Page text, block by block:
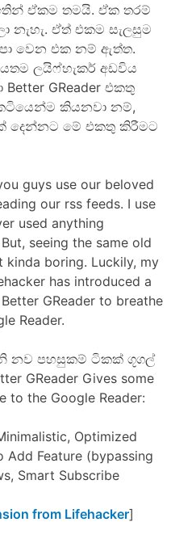
ඒකම තමයි. ඒක තරම්
නැහැ. ඒත් එකම සැලසුම
එපා වෙන එක නම් ඇත්ත.
ලයිෆ්හැකර් අඩවිය
GReader එකතු
කියනවා නම්,
දෙන්නට මේ එකතු කිරීමට
guys use our beloved
our rss feeds. I use
used anything
seeing the same old
kinda boring. Luckily, my
has introduced a
GReader to breathe
Reader.
නව පහසුකම් ටිකක් ගූගල්
GReader Gives some
to the Google Reader:
Optimized
Add Feature (bypassing
Smart Subscribe
from Lifehacker]